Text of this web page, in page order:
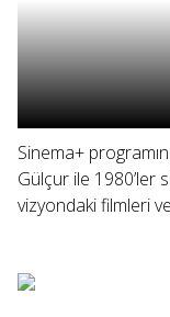
Sinema+
Gülçur ile 1980’ler
vizyondaki filmleri